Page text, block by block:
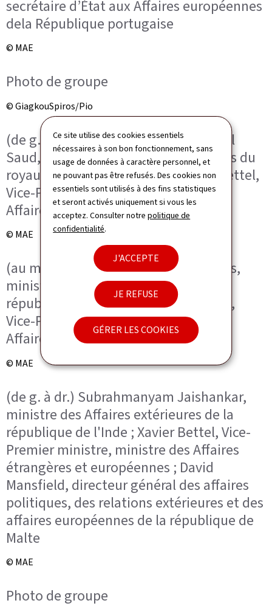
Ce site utilise des cookies essentiels
nécessaires à son bon fonctionnement, sans
usage de données à caractère personnel, et
ne pouvant pas être refusés. Des cookies non
essentiels sont utilisés à des fins statistiques
et seront activés uniquement si vous les
acceptez. Consulter notrepolitique de
confidentialité.
J'ACCEPTE
JE REFUSE
GÉRER LES COOKIES
secrétaire d’État aux Affaires européennes
dela République portugaise
© MAE
Photo de groupe
© GiagkouSpiros/Pio
(de g. à dr.) prince Faisal bin Farhan Al
Saud, ministre des Affaires étrangères du
royaume d’Arabie saoudite ; Xavier Bettel,
Vice-Premier ministre, ministre des
Affaires étrangères et européennes
© MAE
(au milieu, de g. à dr.) Kęstutis Budrys,
ministre des Affaires étrangères de la
république de Lituanie ; Xavier Bettel,
Vice-Premier ministre, ministre des
Affaires étrangères et européennes
© MAE
(de g. à dr.) Subrahmanyam Jaishankar,
ministre des Affaires extérieures de la
république de l'Inde ; Xavier Bettel, Vice-
Premier ministre, ministre des Affaires
étrangères et européennes ; David
Mansfield, directeur général des affaires
politiques, des relations extérieures et des
affaires européennes de la république de
Malte
© MAE
Photo de groupe